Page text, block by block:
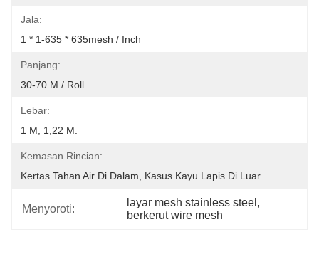
Jala:
1 * 1-635 * 635mesh / Inch
Panjang:
30-70 M / Roll
Lebar:
1 M, 1,22 M.
Kemasan Rincian:
Kertas Tahan Air Di Dalam, Kasus Kayu Lapis Di Luar
Menyoroti:
layar mesh stainless steel ,
berkerut wire mesh